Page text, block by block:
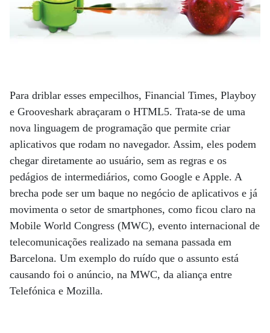
Para driblar esses empecilhos, Financial Times, Playboy
e Grooveshark abraçaram o HTML5. Trata-se de uma
nova linguagem de programação que permite criar
aplicativos que rodam no navegador. Assim, eles podem
chegar diretamente ao usuário, sem as regras e os
pedágios de intermediários, como Google e Apple. A
brecha pode ser um baque no negócio de aplicativos e já
movimenta o setor de smartphones, como ficou claro na
Mobile World Congress (MWC), evento internacional de
telecomunicações realizado na semana passada em
Barcelona. Um exemplo do ruído que o assunto está
causando foi o anúncio, na MWC, da aliança entre
Telefónica e Mozilla.